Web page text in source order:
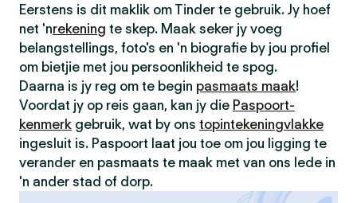
Eerstens is dit maklik om Tinder te gebruik. Jy hoef
net 'nrekening te skep. Maak seker jy voeg
belangstellings, foto's en 'n biografie by jou profiel
om bietjie met jou persoonlikheid te spog.
Daarna is jy reg om te begin pasmaats maak!
Voordat jy op reis gaan, kan jy die Paspoort-
kenmerk gebruik, wat by ons topintekeningvlakke
ingesluit is. Paspoort laat jou toe om jou ligging te
verander en pasmaats te maak met van ons lede in
'n ander stad of dorp.